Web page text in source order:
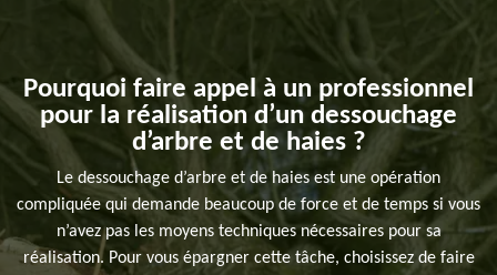
Pourquoi faire appel à un professionnel
pour la réalisation d’un dessouchage
d’arbre et de haies ?
Le dessouchage d’arbre et de haies est une opération
compliquée qui demande beaucoup de force et de temps si vous
n’avez pas les moyens techniques nécessaires pour sa
réalisation. Pour vous épargner cette tâche, choisissez de faire